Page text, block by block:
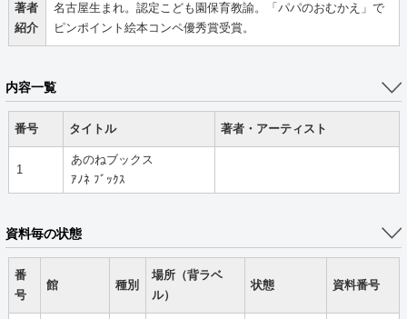
著者
紹介
名古屋生まれ。認定こども園保育教諭。「パパのおむかえ」で
ピンポイント絵本コンペ優秀賞受賞。
内容一覧
番号 タイトル 著者・アーティスト
1
あのねブックス
ｱﾉﾈ ﾌﾞｯｸｽ
資料毎の状態
番
号
館 種別
場所（背ラベ
ル）
状態 資料番号